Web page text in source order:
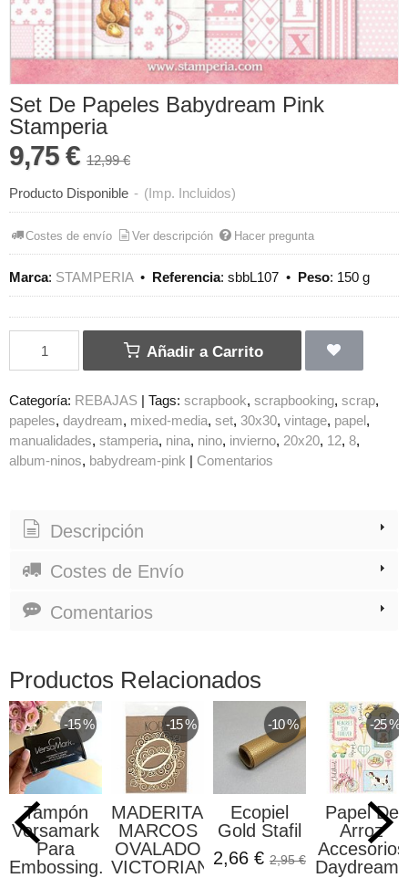
Set De Papeles Babydream Pink
Stamperia
9,75 € 12,99 €
Producto Disponible - (Imp. Incluidos)
Costes de envío Ver descripción Hacer pregunta
Marca: STAMPERIA• Referencia: sbbL107 • Peso: 150 g
Añadir a Carrito
Categoría: REBAJAS Tags: scrapbook scrapbooking scrap
papeles daydream mixed-media set 30x30 vintage papel
manualidades stamperia nina nino invierno 20x20 12 8
album-ninos
babydream-pink Comentarios
Descripción
Costes de Envío
Comentarios
Productos Relacionados
-15 %
Tampón
Versamark
Para
Embossing...
-15 %
MADERITAS
MARCOS
OVALADO
VICTORIANO...
-10 %
Ecopiel
Gold Stafil
2,66 € 2,95 €
-25 %
Papel De
Arroz
Accesorios